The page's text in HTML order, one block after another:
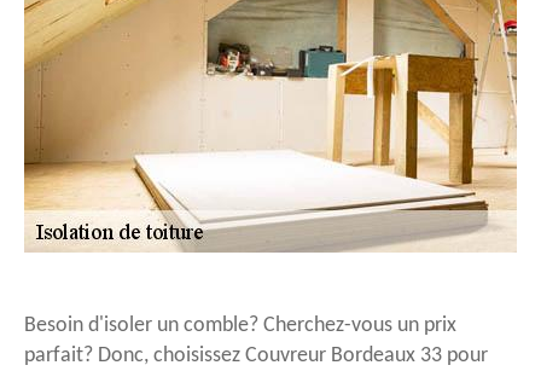
Besoin d'isoler un comble? Cherchez-vous un prix
parfait? Donc, choisissez Couvreur Bordeaux 33 pour